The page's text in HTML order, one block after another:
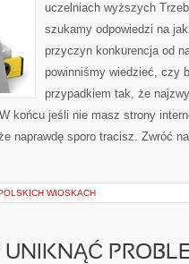
uczelniach wyższych
szukamy odpowiedzi na
przyczyn konkurencja od
powinniśmy wiedzieć, czy
przypadkiem tak, że
końcu jeśli nie masz strony
naprawdę sporo tracisz. Zwróć
WIOSKACH
UNIKNĄĆ